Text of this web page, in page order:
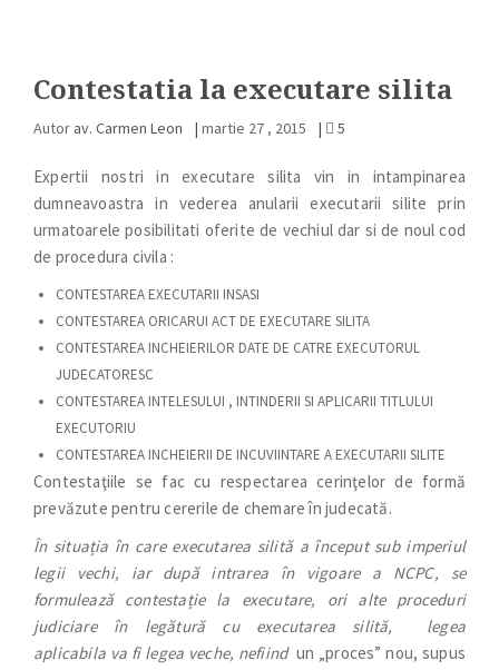
Contestatia la executare silita
Autor av. Carmen Leon | martie 27 , 2015 | 5
Expertii nostri in executare silita vin in intampinarea
dumneavoastra in vederea anularii executarii silite prin
urmatoarele posibilitati oferite de vechiul dar si de noul cod
de procedura civila :
CONTESTAREA EXECUTARII INSASI
CONTESTAREA ORICARUI ACT DE EXECUTARE SILITA
CONTESTAREA INCHEIERILOR DATE DE CATRE EXECUTORUL
JUDECATORESC
CONTESTAREA INTELESULUI , INTINDERII SI APLICARII TITLULUI
EXECUTORIU
CONTESTAREA INCHEIERII DE INCUVIINTARE A EXECUTARII SILITE
Contestaţiile se fac cu respectarea cerinţelor de formă
prevăzute pentru cererile de chemare în judecată.
În situația în care executarea silită a început sub imperiul
legii vechi, iar după intrarea în vigoare a NCPC, se
formulează contestație la executare, ori alte proceduri
judiciare în legătură cu executarea silită, legea
aplicabila va fi legea veche, nefiind un „proces” nou, supus